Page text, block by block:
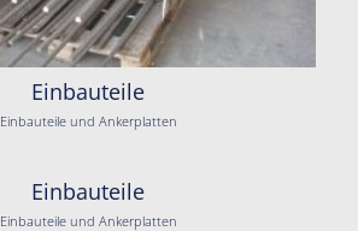
Einbauteile
Einbauteile und Ankerplatten
Einbauteile
Einbauteile und Ankerplatten